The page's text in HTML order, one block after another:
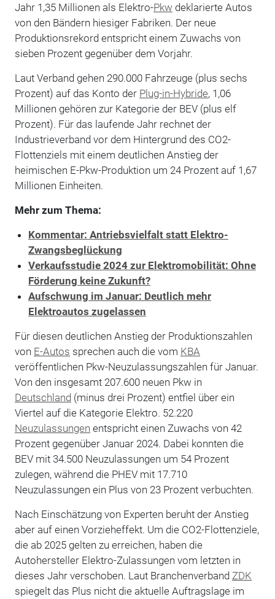
Jahr 1,35 Millionen als Elektro-Pkw deklarierte Autos
von den Bändern hiesiger Fabriken. Der neue
Produktionsrekord entspricht einem Zuwachs von
sieben Prozent gegenüber dem Vorjahr.
Laut Verband gehen 290.000 Fahrzeuge (plus sechs
Prozent) auf das Konto der Plug-in-Hybride, 1,06
Millionen gehören zur Kategorie der BEV (plus elf
Prozent). Für das laufende Jahr rechnet der
Industrieverband vor dem Hintergrund des CO2-
Flottenziels mit einem deutlichen Anstieg der
heimischen E-Pkw-Produktion um 24 Prozent auf 1,67
Millionen Einheiten.
Mehr zum Thema:
Kommentar: Antriebsvielfalt statt Elektro-
Zwangsbeglückung
Verkaufsstudie 2024 zur Elektromobilität: Ohne
Förderung keine Zukunft?
Aufschwung im Januar: Deutlich mehr
Elektroautos zugelassen
Für diesen deutlichen Anstieg der Produktionszahlen
von E-Autos sprechen auch die vom KBA
veröffentlichen Pkw-Neuzulassungszahlen für Januar.
Von den insgesamt 207.600 neuen Pkw in
Deutschland (minus drei Prozent) entfiel über ein
Viertel auf die Kategorie Elektro. 52.220
Neuzulassungen entspricht einen Zuwachs von 42
Prozent gegenüber Januar 2024. Dabei konnten die
BEV mit 34.500 Neuzulassungen um 54 Prozent
zulegen, während die PHEV mit 17.710
Neuzulassungen ein Plus von 23 Prozent verbuchten.
Nach Einschätzung von Experten beruht der Anstieg
aber auf einen Vorzieheffekt. Um die CO2-Flottenziele,
die ab 2025 gelten zu erreichen, haben die
Autohersteller Elektro-Zulassungen vom letzten in
dieses Jahr verschoben. Laut Branchenverband ZDK
spiegelt das Plus nicht die aktuelle Auftragslage im